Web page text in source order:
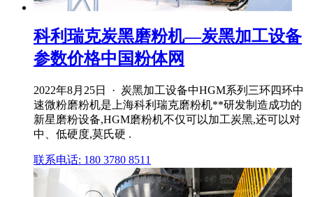
科利瑞克炭黑磨粉机—炭黑加工设备
参数价格中国粉体网
2022年8月25日 · 炭黑加工设备中HGM系列三环四环中
速微粉磨粉机是上海科利瑞克磨粉机**研发制造成功的
新星磨粉设备,HGM磨粉机不仅可以加工炭黑,还可以对
中、低硬度,莫氏硬 .
联系电话: 180 3780 8511